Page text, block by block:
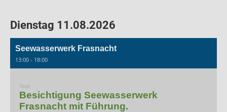
Dienstag 11.08.2026
Seewasserwerk Frasnacht
13:00 - 18:00
Text
Besichtigung Seewasserwerk
Frasnacht mit Führung.